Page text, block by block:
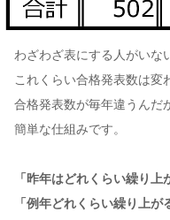
わざわざ表にする人がいな
これくらい合格発表数は変
合格発表数が毎年違うんだ
簡単な仕組みです。
「昨年はどれくらい繰り上
「例年どれくらい繰り上が